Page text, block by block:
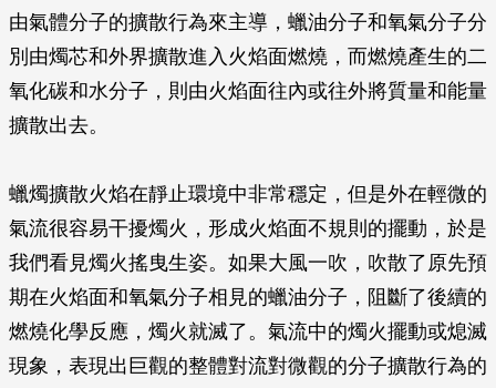
由氣體分子的擴散行為來主導，蠟油分子和氧氣分子分
別由燭芯和外界擴散進入火焰面燃燒，而燃燒產生的二
氧化碳和水分子，則由火焰面往內或往外將質量和能量
擴散出去。
蠟燭擴散火焰在靜止環境中非常穩定，但是外在輕微的
氣流很容易干擾燭火，形成火焰面不規則的擺動，於是
我們看見燭火搖曳生姿。如果大風一吹，吹散了原先預
期在火焰面和氧氣分子相見的蠟油分子，阻斷了後續的
燃燒化學反應，燭火就滅了。氣流中的燭火擺動或熄滅
現象，表現出巨觀的整體對流對微觀的分子擴散行為的